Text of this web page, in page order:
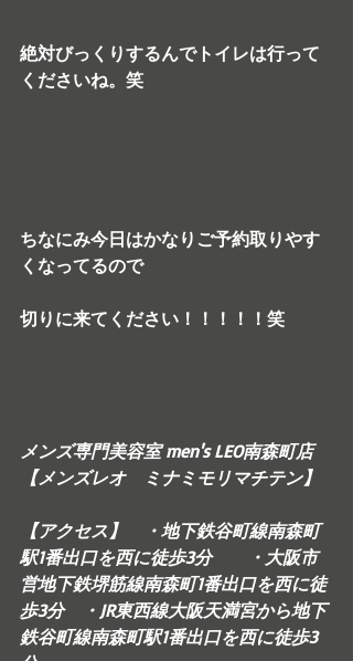
絶対びっくりするんでトイレは行って
くださいね。笑
ちなにみ今日はかなりご予約取りやす
くなってるので
切りに来てください！！！！！笑
メンズ専門美容室 men's LEO南森町店
【メンズレオ　ミナミモリマチテン】
【アクセス】　・地下鉄谷町線南森町
駅1番出口を西に徒歩3分　　・大阪市
営地下鉄堺筋線南森町1番出口を西に徒
歩3分　・JR東西線大阪天満宮から地下
鉄谷町線南森町駅1番出口を西に徒歩3